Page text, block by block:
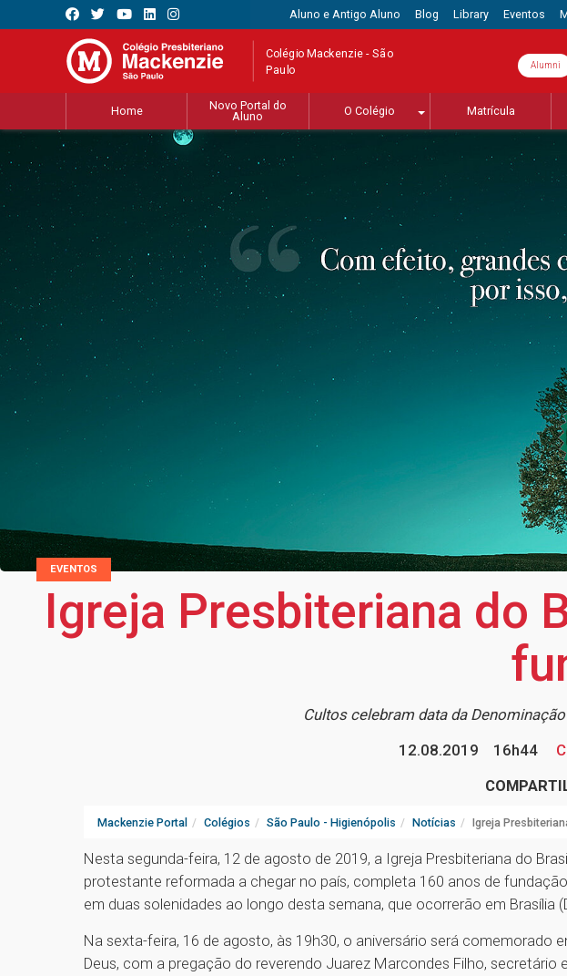
Aluno e Antigo Aluno Blog Library Eventos
Colégio Mackenzie - São
Paulo Alumni
Home
Novo Portal do
Aluno
O Colégio Matrícula
EVENTOS
Igreja Presbiteriana do
Cultos celebram data da
12.08.2019
16h44
Mackenzie Portal Colégios São Paulo - Higienópolis Notícias Igreja
Nesta segunda-feira, 12 de agosto de 2019, a Igreja Presbiteriana do
protestante reformada a chegar no país, completa 160 anos de
em duas solenidades ao longo desta semana, que ocorrerão em Brasília
Na sexta-feira, 16 de agosto, às 19h30, o aniversário será comemorado
Deus, com a pregação do reverendo Juarez Marcondes Filho, secretário